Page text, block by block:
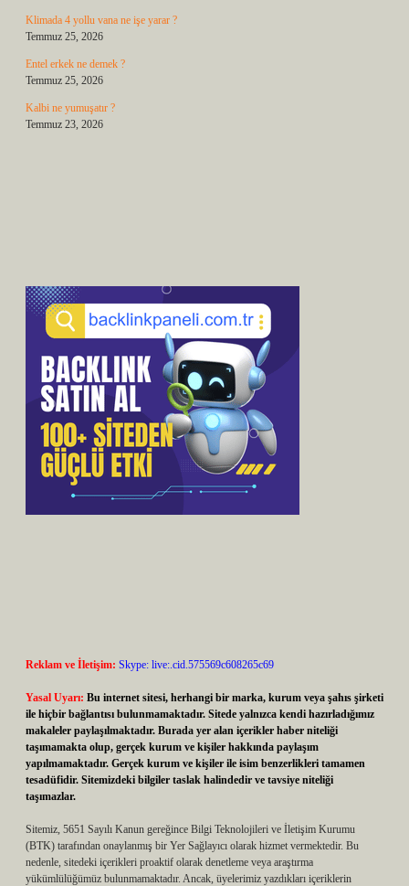
Klimada 4 yollu vana ne işe yarar ?
Temmuz 25, 2026
Entel erkek ne demek ?
Temmuz 25, 2026
Kalbi ne yumuşatır ?
Temmuz 23, 2026
Reklam ve İletişim: Skype: live:.cid.575569c608265c69
Yasal Uyarı: Bu internet sitesi, herhangi bir marka, kurum veya şahıs şirketi
ile hiçbir bağlantısı bulunmamaktadır. Sitede yalnızca kendi hazırladığımız
makaleler paylaşılmaktadır. Burada yer alan içerikler haber niteliği
taşımamakta olup, gerçek kurum ve kişiler hakkında paylaşım
yapılmamaktadır. Gerçek kurum ve kişiler ile isim benzerlikleri tamamen
tesadüfidir. Sitemizdeki bilgiler taslak halindedir ve tavsiye niteliği
taşımazlar.
Sitemiz, 5651 Sayılı Kanun gereğince Bilgi Teknolojileri ve İletişim Kurumu
(BTK) tarafından onaylanmış bir Yer Sağlayıcı olarak hizmet vermektedir. Bu
nedenle, sitedeki içerikleri proaktif olarak denetleme veya araştırma
yükümlülüğümüz bulunmamaktadır. Ancak, üyelerimiz yazdıkları içeriklerin